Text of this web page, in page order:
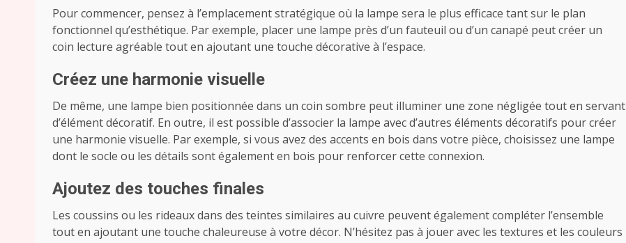
Pour commencer, pensez à l’emplacement stratégique où la lampe sera le plus efficace tant sur le plan
fonctionnel qu’esthétique. Par exemple, placer une lampe près d’un fauteuil ou d’un canapé peut créer un
coin lecture agréable tout en ajoutant une touche décorative à l’espace.
Créez une harmonie visuelle
De même, une lampe bien positionnée dans un coin sombre peut illuminer une zone négligée tout en servant
d’élément décoratif. En outre, il est possible d’associer la lampe avec d’autres éléments décoratifs pour créer
une harmonie visuelle. Par exemple, si vous avez des accents en bois dans votre pièce, choisissez une lampe
dont le socle ou les détails sont également en bois pour renforcer cette connexion.
Ajoutez des touches finales
Les coussins ou les rideaux dans des teintes similaires au cuivre peuvent également compléter l’ensemble
tout en ajoutant une touche chaleureuse à votre décor. N’hésitez pas à jouer avec les textures et les couleurs